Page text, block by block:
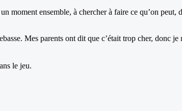
ensemble, à chercher à faire ce qu’on peut,
Mes parents ont dit que c’était trop cher, donc je
le jeu.